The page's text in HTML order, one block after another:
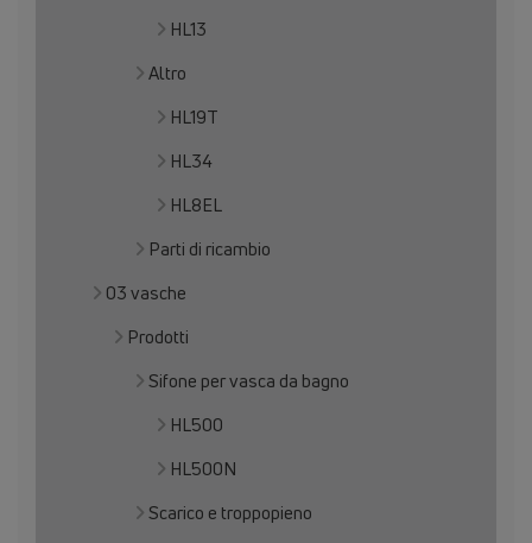
HL13
Altro
HL19T
HL34
HL8EL
Parti di ricambio
03 vasche
Prodotti
Sifone per vasca da bagno
HL500
HL500N
Scarico e troppopieno